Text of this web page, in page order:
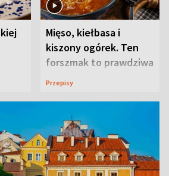
Mięso, kiełbasa i
kiszony ogórek. Ten
forszmak to prawdziwa
uczta
Przepisy